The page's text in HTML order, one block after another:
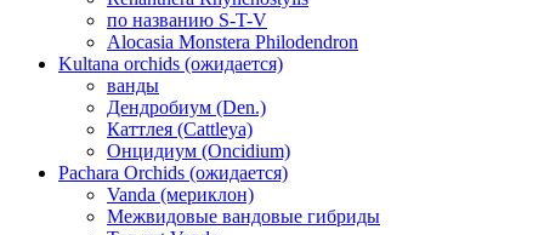
по названию S-T-V
Alocasia Monstera Philodendron
Kultana orchids (ожидается)
ванды
Дендробиум (Den.)
Каттлея (Cattleya)
Онцидиум (Oncidium)
Pachara Orchids (ожидается)
Vanda (мериклон)
Межвидовые вандовые гибриды